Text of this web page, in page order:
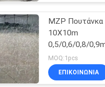
MZP Πουτάνκα
10X10m
0,5/0,6/0,8/
Διαμέτρου
αντοχής
Δίκτυο
MOQ:1pcs
ΕΠΙΚΟΙΝΩΝΊΑ